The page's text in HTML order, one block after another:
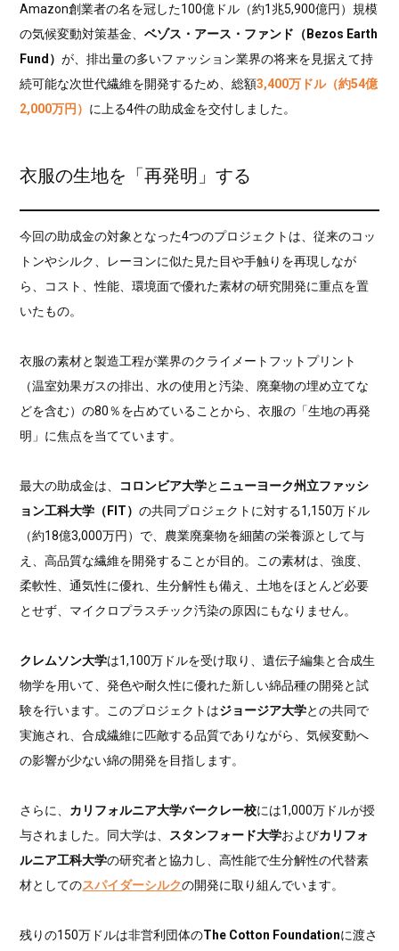
Amazon創業者の名を冠した100億ドル（約1兆5,900億円）規模
の気候変動対策基金、ベゾス・アース・ファンド（Bezos Earth
Fund）が、排出量の多いファッション業界の将来を見据えて持
続可能な次世代繊維を開発するため、総額3,400万ドル（約54億
2,000万円） に上る4件の助成金を交付しました。
衣服の生地を「再発明」する
今回の助成金の対象となった4つのプロジェクトは、従来のコッ
トンやシルク、レーヨンに似た見た目や手触りを再現しなが
ら、コスト、性能、環境面で優れた素材の研究開発に重点を置
いたもの。
衣服の素材と製造工程が業界のクライメートフットプリント
（温室効果ガスの排出、水の使用と汚染、廃棄物の埋め立てな
どを含む）の80％を占めていることから、衣服の「生地の再発
明」に焦点を当てています。
最大の助成金は、 コロンビア大学と ニューヨーク州立ファッシ
ョン工科大学（FIT）の共同プロジェクトに対する1,150万ドル
（約18億3,000万円）で、農業廃棄物を細菌の栄養源として与
え、高品質な繊維を開発することが目的。この素材は、強度、
柔軟性、通気性に優れ、生分解性も備え、土地をほとんど必要
とせず、マイクロプラスチック汚染の原因にもなりません。
クレムソン大学は1,100万ドルを受け取り、遺伝子編集と合成生
物学を用いて、発色や耐久性に優れた新しい綿品種の開発と試
験を行います。このプロジェクトはジョージア大学との共同で
実施され、合成繊維に匹敵する品質でありながら、気候変動へ
の影響が少ない綿の開発を目指します。
さらに、 カリフォルニア大学バークレー校には1,000万ドルが授
与されました。同大学は、 スタンフォード大学およびカリフォ
ルニア工科大学の研究者と協力し、高性能で生分解性の代替素
材としてのスパイダーシルクの開発に取り組んでいます。
残りの150万ドルは非営利団体のThe Cotton Foundationに渡さ